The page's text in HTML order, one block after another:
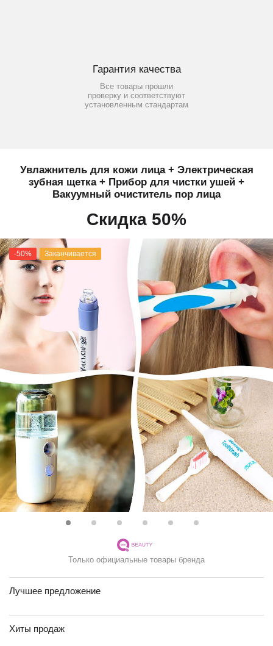
Гарантия качества
Все товары прошли
проверку и соответствуют
установленным стандартам
Увлажнитель для кожи лица + Электрическая
зубная щетка + Прибор для чистки ушей +
Вакуумный очиститель пор лица
Скидка 50%
-50% Заканчивается
Только официальные товары бренда
Лучшее предложение
Хиты продаж